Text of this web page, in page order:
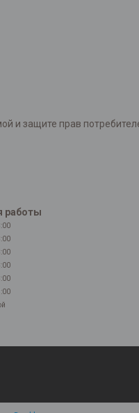
защите прав
работы